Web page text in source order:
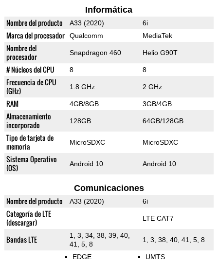
Informática
Nombre del producto A33 (2020) 6i
Marca del procesador Qualcomm MediaTek
Nombre del
procesador
Snapdragon 460 Helio G90T
# Núcleos del CPU 8 8
Frecuencia de CPU
(GHz)
1.8 GHz 2 GHz
RAM 4GB/8GB 3GB/4GB
Almacenamiento
incorporado
128GB 64GB/128GB
Tipo de tarjeta de
memoria
MicroSDXC MicroSDXC
Sistema Operativo
(OS)
Android 10 Android 10
Comunicaciones
Nombre del producto A33 (2020) 6i
Categoría de LTE
(descargar)
LTE CAT7
Bandas LTE
1, 3, 34, 38, 39, 40,
41, 5, 8
1, 3, 38, 40, 41, 5, 8
EDGE UMTS